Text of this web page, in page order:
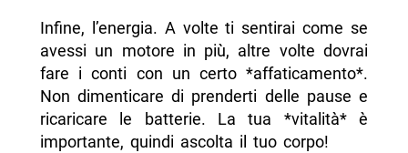
Infine, l’energia. A volte ti sentirai come se
avessi un motore in più, altre volte dovrai
fare i conti con un certo *affaticamento*.
Non dimenticare di prenderti delle pause e
ricaricare le batterie. La tua *vitalità* è
importante, quindi ascolta il tuo corpo!